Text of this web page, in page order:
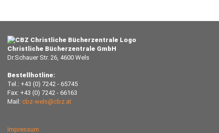
Christliche Bücherzentrale GmbH
Dr.Schauer Str. 26, 4600 Wels
Bestellhotline:
Tel.: +43 (0) 7242 - 65745
Fax: +43 (0) 7242 - 66163
Mail: cbz-wels@cbz.at
Impressum